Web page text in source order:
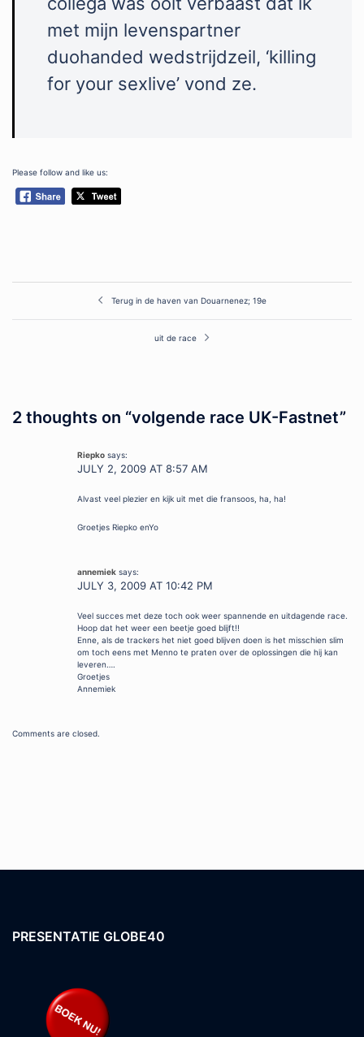
met mijn levenspartner
duohanded wedstrijdzeil, ‘killing
for your sexlive’ vond ze.
Please follow and like us:
navigation
Terug in de haven van Douarnenez; 19e
uit de race
2 thoughts on “volgende race UK-Fastnet”
Riepko says:
JULY 2, 2009 AT 8:57 AM
Alvast veel plezier en kijk uit met die fransoos, ha, ha!
Groetjes Riepko enYo
annemiek says:
JULY 3, 2009 AT 10:42 PM
Veel succes met deze toch ook weer spannende en uitdagende race.
Hoop dat het weer een beetje goed blijft!!
Enne, als de trackers het niet goed blijven doen is het misschien slim
om toch eens met Menno te praten over de oplossingen die hij kan
leveren….
Groetjes
Annemiek
Comments are closed.
PRESENTATIE GLOBE40